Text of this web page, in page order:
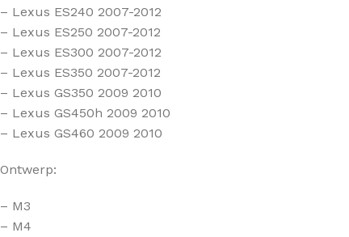
– Lexus ES240 2007-2012
– Lexus ES250 2007-2012
– Lexus ES300 2007-2012
– Lexus ES350 2007-2012
– Lexus GS350 2009 2010
– Lexus GS450h 2009 2010
– Lexus GS460 2009 2010
Ontwerp:
– M3
– M4